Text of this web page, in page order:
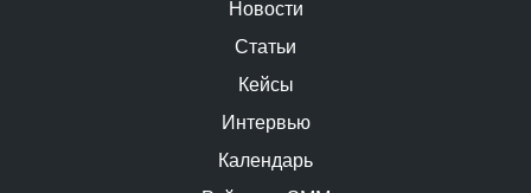
Новости
Статьи
Кейсы
Интервью
Календарь